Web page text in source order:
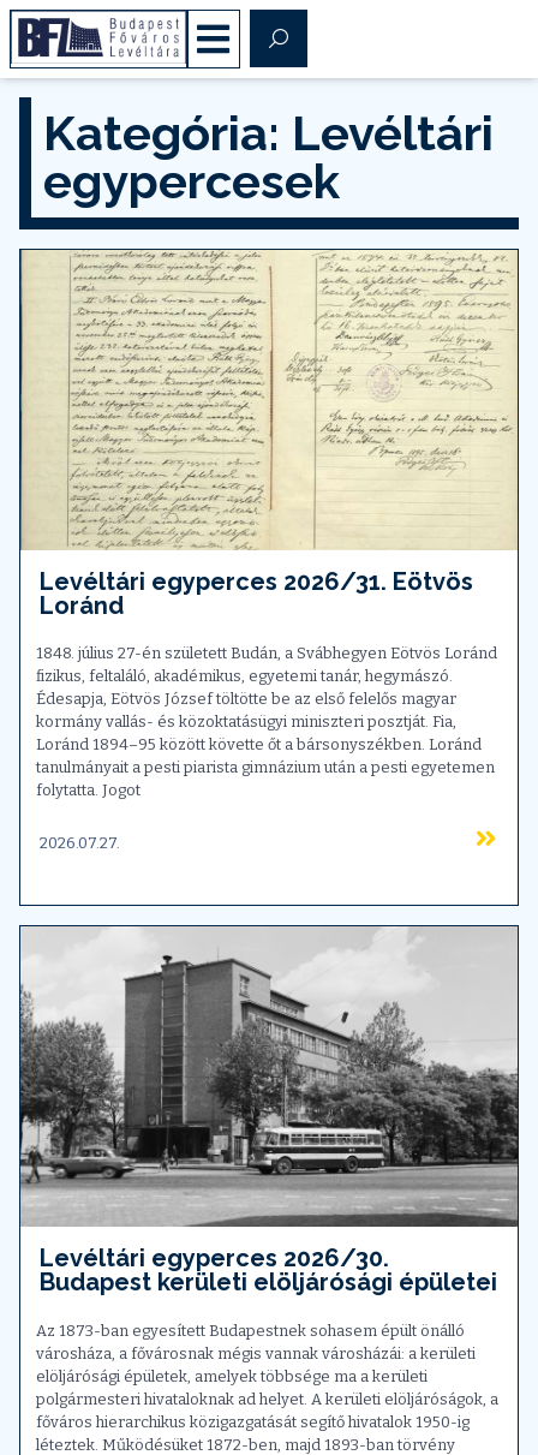
Kategória: Levéltári
egypercesek
Levéltári egyperces 2026/31. Eötvös
Loránd
1848. július 27-én született Budán, a Svábhegyen Eötvös Loránd
fizikus, feltaláló, akadémikus, egyetemi tanár, hegymászó.
Édesapja, Eötvös József töltötte be az első felelős magyar
kormány vallás- és közoktatásügyi miniszteri posztját. Fia,
Loránd 1894–95 között követte őt a bársonyszékben. Loránd
tanulmányait a pesti piarista gimnázium után a pesti egyetemen
folytatta. Jogot
2026.07.27.
Levéltári egyperces 2026/30.
Budapest kerületi elöljárósági épületei
Az 1873-ban egyesített Budapestnek sohasem épült önálló
városháza, a fővárosnak mégis vannak városházái: a kerületi
elöljárósági épületek, amelyek többsége ma a kerületi
polgármesteri hivataloknak ad helyet. A kerületi elöljáróságok, a
főváros hierarchikus közigazgatását segítő hivatalok 1950-ig
léteztek. Működésüket 1872-ben, majd 1893-ban törvény